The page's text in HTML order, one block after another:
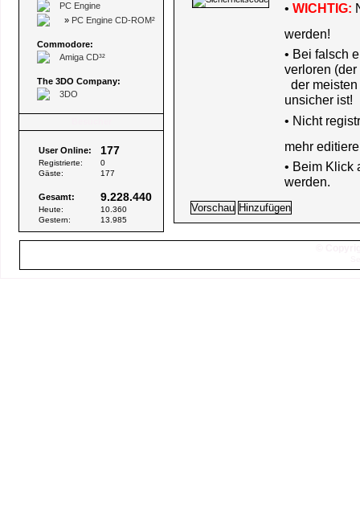
PC Engine
» PC Engine CD-ROM²
Commodore:
Amiga CD³²
The 3DO Company:
3DO
User Online: 177
Registrierte:
0
Gäste:
177
Gesamt: 9.228.440
Heute:
10.360
Gestern:
13.985
• WICHTIG:
werden!
• Bei falsch
verloren
der
unsicher ist!
• Nicht
mehr
• Beim Klick
werden.